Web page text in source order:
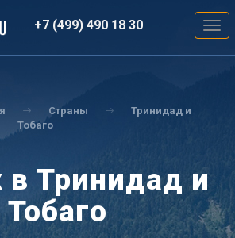
+7 (499) 490 18 30
Страны
Тринидад и
Тобаго
Тринидад и
Тобаго